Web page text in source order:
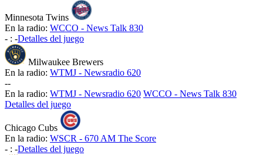
Minnesota Twins
En la radio: WCCO - News Talk 830
- : -Detalles del juego
Milwaukee Brewers
En la radio: WTMJ - Newsradio 620
--
En la radio: WTMJ - Newsradio 620 WCCO - News Talk 830
Detalles del juego
Chicago Cubs
En la radio: WSCR - 670 AM The Score
- : -Detalles del juego